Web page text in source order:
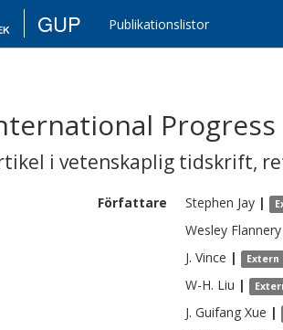
GUP Publikationslistor
i vetenskaplig tidskrift,
Författare Stephen Jay |
Wesley Flannery
J. Vince | Extern
W-H. Liu |
J. Guifang Xue |